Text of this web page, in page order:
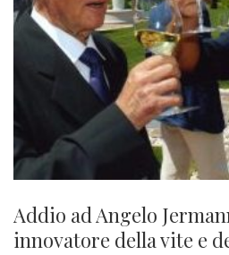
Addio ad Angelo
innovatore della vite e